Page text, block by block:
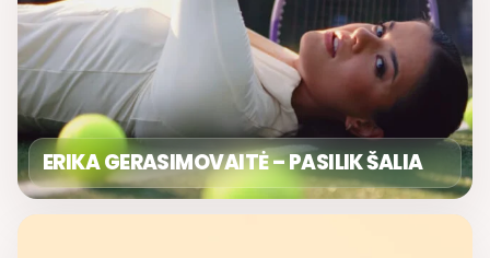
ERIKA GERASIMOVAITĖ – PASILIK ŠALIA